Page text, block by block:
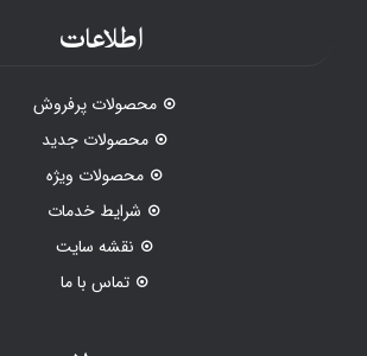
اطلاعات
محصولات پرفروش
محصولات جدید
محصولات ویژه
شرایط خدمات
نقشه سایت
تماس با ما